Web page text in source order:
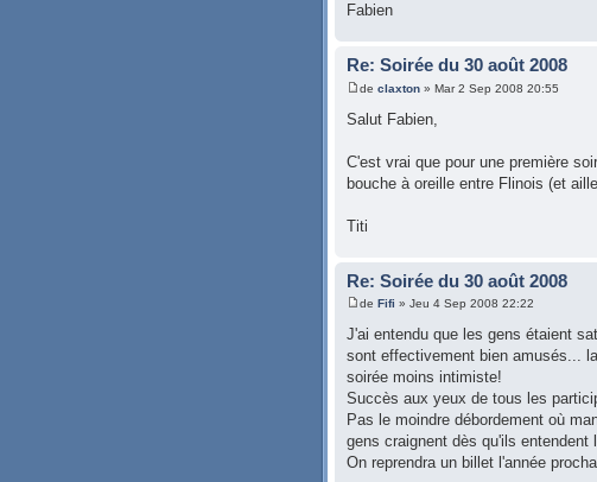
Fabien
Re: Soirée du 30 août 2008
de claxton » Mar 2 Sep 2008 20:55
Salut Fabien,
C'est vrai que pour une première
bouche à oreille entre Flinois (et
Titi
Re: Soirée du 30 août 2008
de Fifi » Jeu 4 Sep 2008 22:22
J'ai entendu que les gens étaient
sont effectivement bien amusés...
soirée moins intimiste!
Succès aux yeux de tous les
Pas le moindre débordement où
gens craignent dès qu'ils entendent
On reprendra un billet l'année